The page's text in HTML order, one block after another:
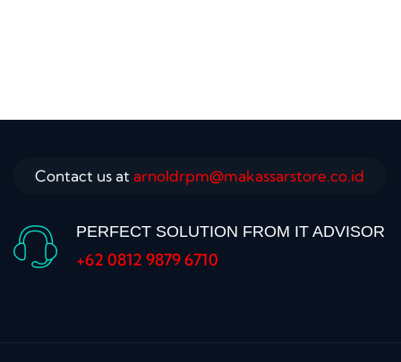
Contact us at arnoldrpm@makassarstore.co.id
PERFECT SOLUTION FROM IT ADVISOR
+62 0812 9879 6710